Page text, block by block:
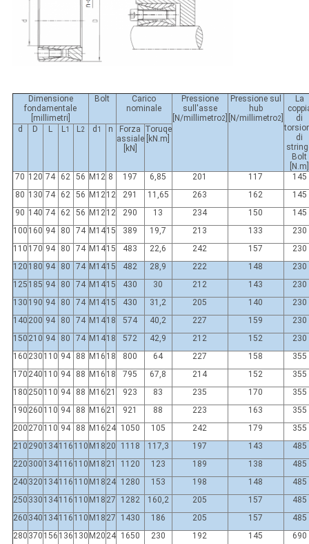
Dimensione
fondamentale
[millimetri]
Bolt
Carico
nominale
Pressione
sull'asse
[N/millimetro2]
Pressione sul
hub
[N/millimetro2]
La
di
di
Bolt
[N.m]
d D L L1 L2 d 1 n
Forza
assiale
[kN]
Toruqe
[kN.m]
70 120 74 62 56 M12 8 197 6,85 201 117
145
80 130 74 62 56 M1212 291 11,65 263 162
145
90 140 74 62 56 M1212 290 13 234 150
145
100 160 94 80 74 M1415 389 19,7 213 133
230
110 170 94 80 74 M1415 483 22,6 242 157
230
120 180 94 80 74 M1415 482 28,9 222 148
230
125 185 94 80 74 M1415 430 30 212 143
230
130 190 94 80 74 M1415 430 31,2 205 140
230
140 200 94 80 74 M1418 574 40,2 227 159
230
150 210 94 80 74 M1418 572 42,9 212 152
230
160 230 110 94 88 M16 18 800 64 227 158
355
170 240 110 94 88 M16 18 795 67,8 214 152
355
180 250 110 94 88 M16 21 923 83 235 170
355
190 260 110 94 88 M16 21 921 88 223 163
355
200 270 110 94 88 M16 24 1050 105 242 179
355
210 290 134116 110 M18 20 1118 117,3 197 143
485
220 300 134116 110 M18 21 1120 123 189 138
485
240 320 134116 110 M18 24 1280 153 198 148
485
250 330 134116 110 M18 27 1282 160,2 205 157
485
260 340 134116 110 M18 27 1430 186 205 157
485
280 370 156 136 130 M20 24 1650 230 192 145
690